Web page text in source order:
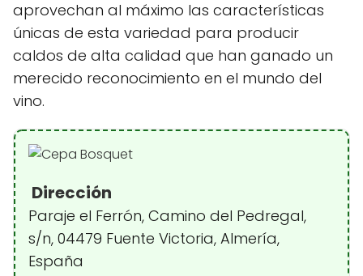
aprovechan al máximo las características
únicas de esta variedad para producir
caldos de alta calidad que han ganado un
merecido reconocimiento en el mundo del
vino.
Dirección
Paraje el Ferrón, Camino del Pedregal,
s/n, 04479 Fuente Victoria, Almería,
España